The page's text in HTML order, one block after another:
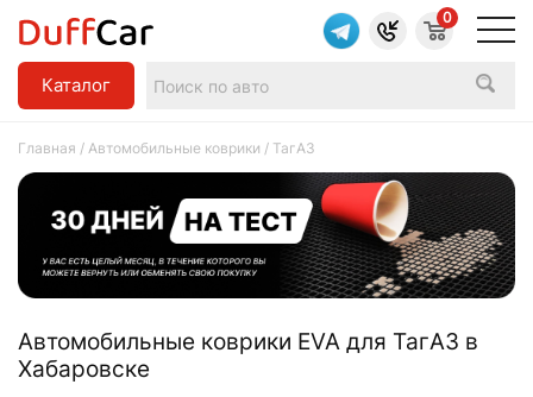
Каталог
0
Главная / Автомобильные коврики / ТагАЗ
Aвтомобильные коврики EVA для ТагАЗ в
Хабаровске